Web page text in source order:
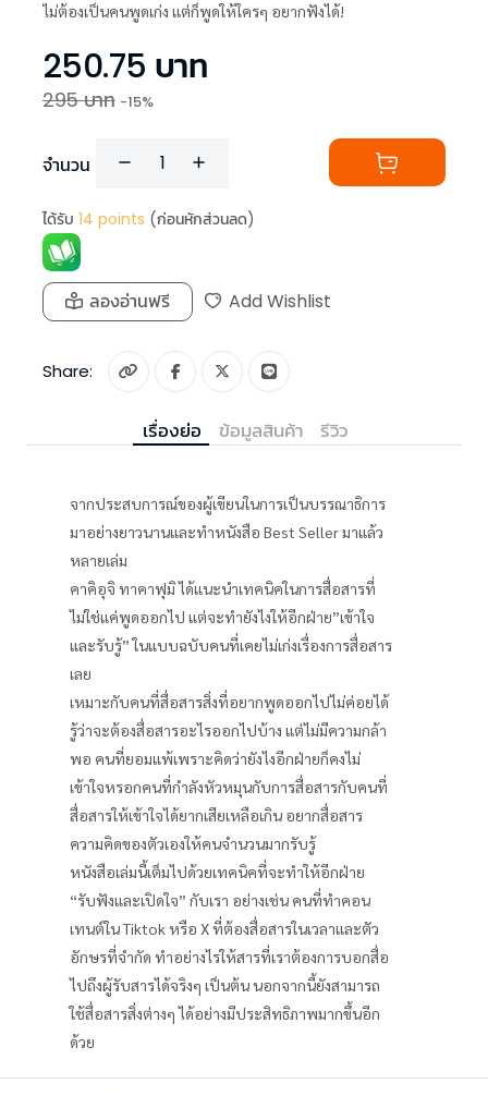
ไม่ต้องเป็นคนพูดเก่ง แต่ก็พูดให้ใครๆ อยากฟังได้!
250.75 บาท
295บาท -15%
จำนวน
ได้รับ 14 points (ก่อนหักส่วนลด)
ลองอ่านฟรี Add Wishlist
Share:
เรื่องย่อ ข้อมูลสินค้า รีวิว
จากประสบการณ์ของผู้เขียนในการเป็นบรรณาธิการ
มาอย่างยาวนานและทำหนังสือ Best Seller มาแล้ว
หลายเล่ม
คาคิอุจิ ทาคาฟุมิ ได้แนะนำเทคนิคในการสื่อสารที่
ไม่ใช่แค่พูดออกไป แต่จะทำยังไงให้อีกฝ่าย”เข้าใจ
และรับรู้” ในแบบฉบับคนที่เคยไม่เก่งเรื่องการสื่อสาร
เลย
เหมาะกับคนที่สื่อสารสิ่งที่อยากพูดออกไปไม่ค่อยได้
รู้ว่าจะต้องสื่อสารอะไรออกไปบ้าง แต่ไม่มีความกล้า
พอ คนที่ยอมแพ้เพราะคิดว่ายังไงอีกฝ่ายก็คงไม่
เข้าใจหรอกคนที่กำลังหัวหมุนกับการสื่อสารกับคนที่
สื่อสารให้เข้าใจได้ยากเสียเหลือเกิน อยากสื่อสาร
ความคิดของตัวเองให้คนจำนวนมากรับรู้
หนังสือเล่มนี้เต็มไปด้วยเทคนิคที่จะทำให้อีกฝ่าย
“รับฟังและเปิดใจ” กับเรา อย่างเช่น คนที่ทำคอน
เทนต์ใน Tiktok หรือ X ที่ต้องสื่อสารในเวลาและตัว
อักษรที่จำกัด ทำอย่างไรให้สารที่เราต้องการบอกสื่อ
ไปถึงผู้รับสารได้จริงๆ เป็นต้น นอกจากนี้ยังสามารถ
ใช้สื่อสารสิ่งต่างๆ ได้อย่างมีประสิทธิภาพมากขึ้นอีก
ด้วย